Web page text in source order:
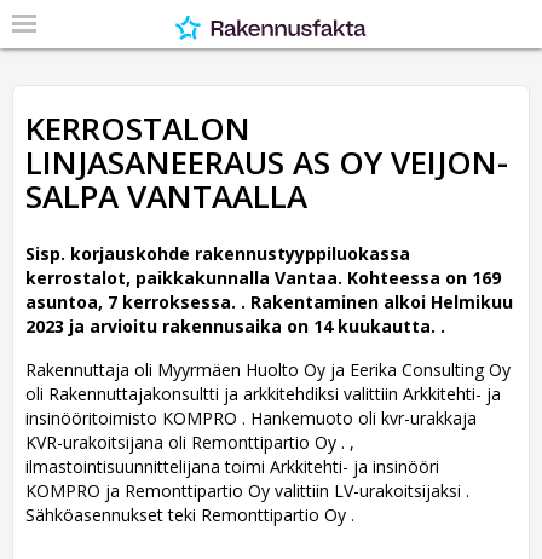
KERROSTALON
LINJASANEERAUS AS OY VEIJON-
SALPA VANTAALLA
Sisp. korjauskohde rakennustyyppiluokassa
kerrostalot, paikkakunnalla Vantaa. Kohteessa on 169
asuntoa, 7 kerroksessa. . Rakentaminen alkoi Helmikuu
2023 ja arvioitu rakennusaika on 14 kuukautta. .
Rakennuttaja oli Myyrmäen Huolto Oy ja Eerika Consulting Oy
oli Rakennuttajakonsultti ja arkkitehdiksi valittiin Arkkitehti- ja
insinööritoimisto KOMPRO . Hankemuoto oli kvr-urakkaja
KVR-urakoitsijana oli Remonttipartio Oy . ,
ilmastointisuunnittelijana toimi Arkkitehti- ja insinööri
KOMPRO ja Remonttipartio Oy valittiin LV-urakoitsijaksi .
Sähköasennukset teki Remonttipartio Oy .